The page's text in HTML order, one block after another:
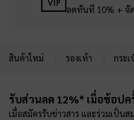
ลดทันที 10% + จั
สินค้าใหม่ รองเท้า กระเ
รับส่วนลด 12%* เมื่อช้อปค
เมื่อสมัครรับข่าวสาร และร่วมเป็นส